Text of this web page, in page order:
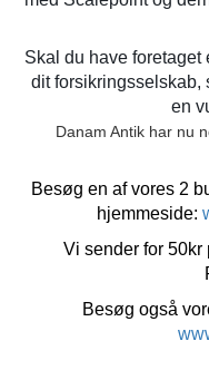
Skal du have foretaget
dit forsikringsselskab,
en
Danam Antik har nu
Besøg en af vores 2
hjemmeside:
Vi sender for 50kr
Besøg også